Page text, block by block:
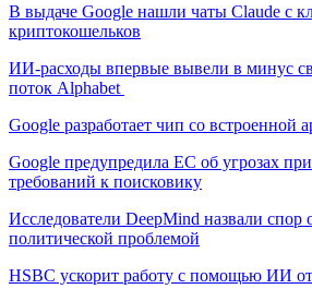
В выдаче Google нашли чаты Claude с
криптокошельков
ИИ-расходы впервые вывели в минус
поток Alphabet
Google разработает чип со встроенной
Google предупредила ЕС об угрозах
требований к поисковику
Исследователи DeepMind назвали
политической проблемой
HSBC ускорит работу с помощью ИИ